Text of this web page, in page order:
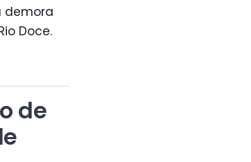
demora
Doce.
de